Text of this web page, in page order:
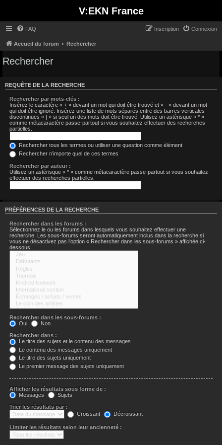
V:EKN France
FAQ Connexion
Inscription
Accueil du forum Rechercher
Rechercher
REQUÊTE DE LA RECHERCHE
Rechercher par mots-clés :
Insérez le caractère « + » devant un mot qui doit être trouvé et « - » devant un mot
qui doit être ignoré. Insérez une liste de mots séparés entre des barres verticales
discontinues « | » si seul un des mots doit être trouvé. Utilisez un astérisque « * »
comme métacaractère passe-partout si vous souhaitez effectuer des recherches
partielles.
Rechercher tous les termes ou utiliser une question comme élément
Rechercher n’importe quel de ces termes
Rechercher par auteur :
Utilisez un astérisque « * » comme métacaractère passe-partout si vous souhaitez
effectuer des recherches partielles.
PRÉFÉRENCES DE LA RECHERCHE
Rechercher dans les forums :
Sélectionnez le ou les forums dans lesquels vous souhaitez effectuer une
recherche. Les sous-forums seront automatiquement inclus dans la recherche si
vous ne désactivez pas l’option « Rechercher dans les sous-forums » affichée ci-
dessous.
Rechercher dans les sous-forums :
Oui
Non
Rechercher dans :
Le titre des sujets et le contenu des messages
Le contenu des messages uniquement
Le titre des sujets uniquement
Le premier message des sujets uniquement
Afficher les résultats sous forme de :
Messages
Sujets
Trier les résultats par :
Croissant
Décroissant
Limiter les résultats selon leur ancienneté :